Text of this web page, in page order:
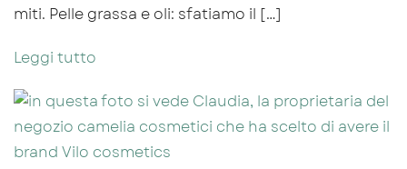
miti. Pelle grassa e oli: sfatiamo il […]
Leggi tutto